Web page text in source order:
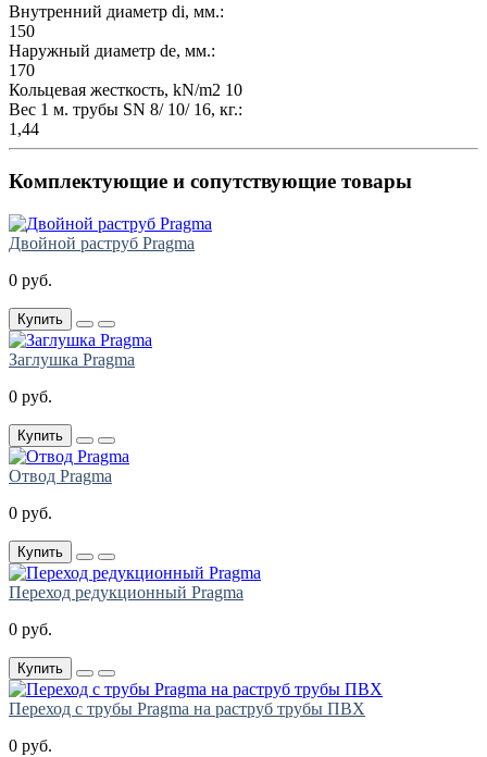
Внутренний диаметр di, мм.:
150
Наружный диаметр de, мм.:
170
Кольцевая жесткость, kN/m2 10
Вес 1 м. трубы SN 8/ 10/ 16, кг.:
1,44
Комплектующие и сопутствующие товары
Двойной раструб Pragma
0 руб.
Купить
Заглушка Pragma
0 руб.
Купить
Отвод Pragma
0 руб.
Купить
Переход редукционный Pragma
0 руб.
Купить
Переход с трубы Pragma на раструб трубы ПВХ
0 руб.